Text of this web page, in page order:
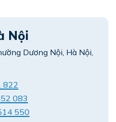
Nội
Dương Nội, Hà Nội,
822
083
550